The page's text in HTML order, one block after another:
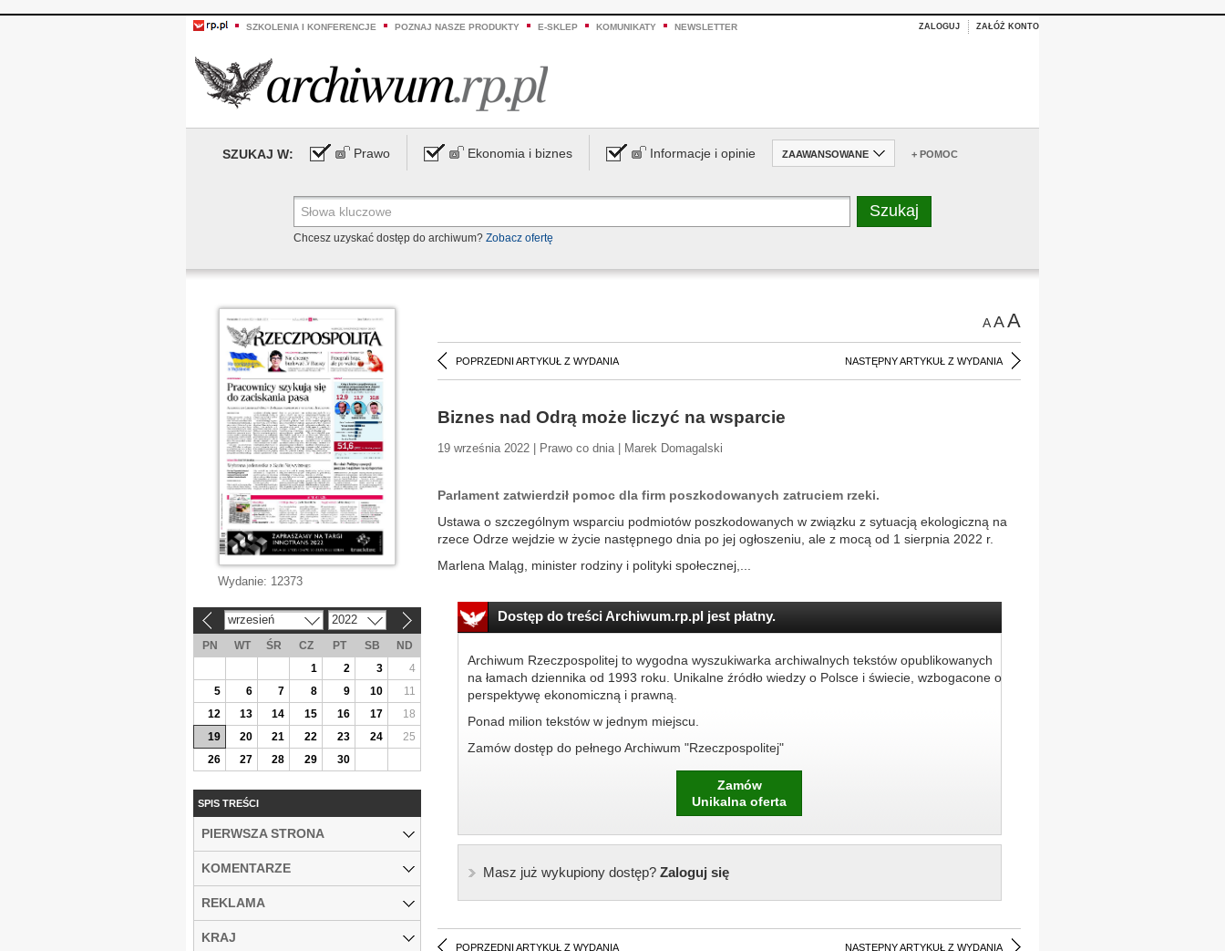
SZKOLENIA I KONFERENCJE POZNAJ NASZE PRODUKTY E-SKLEP KOMUNIKATY NEWSLETTER ZALOGUJ ZAŁÓŻ KONTO
SZUKAJ W: Prawo Ekonomia i biznes Informacje i opinie ZAAWANSOWANE + POMOC
Chcesz uzyskać dostęp do archiwum? Zobacz ofertę
AAA
POPRZEDNI ARTYKUŁ Z WYDANIA NASTĘPNY ARTYKUŁ Z WYDANIA
Biznes nad Odrą może liczyć na wsparcie
19 września 2022 | Prawo co dnia | Marek Domagalski
Parlament zatwierdził pomoc dla firm poszkodowanych zatruciem rzeki.
Ustawa o szczególnym wsparciu podmiotów poszkodowanych w związku z sytuacją ekologiczną na
rzece Odrze wejdzie w życie następnego dnia po jej ogłoszeniu, ale z mocą od 1 sierpnia 2022 r.
Marlena Maląg, minister rodziny i polityki społecznej,...
Dostęp do treści Archiwum.rp.pl jest płatny.
Archiwum Rzeczpospolitej to wygodna wyszukiwarka archiwalnych tekstów opublikowanych
na łamach dziennika od 1993 roku. Unikalne źródło wiedzy o Polsce i świecie, wzbogacone o
perspektywę ekonomiczną i prawną.
Ponad milion tekstów w jednym miejscu.
Zamów dostęp do pełnego Archiwum "Rzeczpospolitej"
Zamów
Unikalna oferta
Masz już wykupiony dostęp?Zaloguj się
POPRZEDNI ARTYKUŁ Z WYDANIA NASTĘPNY ARTYKUŁ Z WYDANIA
Wydanie: 12373
wrzesień 2022
PN WT ŚR CZ PT SB
ND
1
2 3
4
5
6 7 8 9 10
11
12
13 14 15 16 17
18
19
20 21 22 23 24
25
26
27 28 29 30
SPIS TREŚCI
PIERWSZA STRONA
KOMENTARZE
REKLAMA
KRAJ